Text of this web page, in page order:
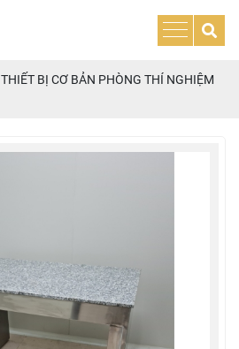
THIẾT BỊ CƠ BẢN PHÒNG THÍ NGHIỆM